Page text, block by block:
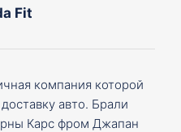
Fit
компания которой
авто. Брали
Карс фром Джапан